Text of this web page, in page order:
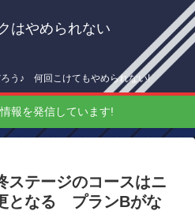
はやめられない
う♪ 何回こけてもやめられない!
報を発信しています!
ステージのコースはニ
となる プランBがな